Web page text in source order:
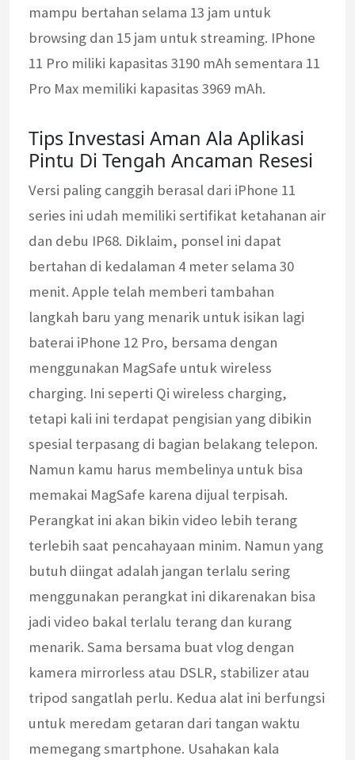
mampu bertahan selama 13 jam untuk
browsing dan 15 jam untuk streaming. IPhone
11 Pro miliki kapasitas 3190 mAh sementara 11
Pro Max memiliki kapasitas 3969 mAh.
Tips Investasi Aman Ala Aplikasi
Pintu Di Tengah Ancaman Resesi
Versi paling canggih berasal dari iPhone 11
series ini udah memiliki sertifikat ketahanan air
dan debu IP68. Diklaim, ponsel ini dapat
bertahan di kedalaman 4 meter selama 30
menit. Apple telah memberi tambahan
langkah baru yang menarik untuk isikan lagi
baterai iPhone 12 Pro, bersama dengan
menggunakan MagSafe untuk wireless
charging. Ini seperti Qi wireless charging,
tetapi kali ini terdapat pengisian yang dibikin
spesial terpasang di bagian belakang telepon.
Namun kamu harus membelinya untuk bisa
memakai MagSafe karena dijual terpisah.
Perangkat ini akan bikin video lebih terang
terlebih saat pencahayaan minim. Namun yang
butuh diingat adalah jangan terlalu sering
menggunakan perangkat ini dikarenakan bisa
jadi video bakal terlalu terang dan kurang
menarik. Sama bersama buat vlog dengan
kamera mirrorless atau DSLR, stabilizer atau
tripod sangatlah perlu. Kedua alat ini berfungsi
untuk meredam getaran dari tangan waktu
memegang smartphone. Usahakan kala